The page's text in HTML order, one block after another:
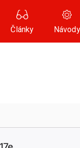
Články Návody